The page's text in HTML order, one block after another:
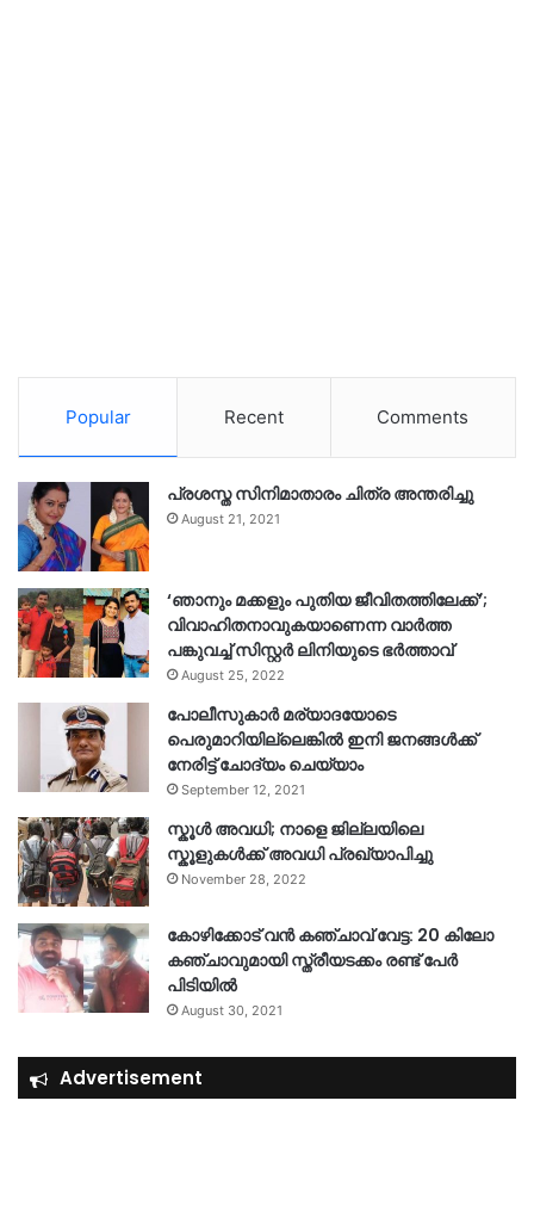
Popular Recent Comments
പ്രശസ്ത സിനിമാതാരം ചിത്ര അന്തരിച്ചു
August 21, 2021
‘ഞാനും മക്കളും പുതിയ ജീവിതത്തിലേക്ക്’;
വിവാഹിതനാവുകയാണെന്ന വാർത്ത
പങ്കുവച്ച് സിസ്റ്റർ ലിനിയുടെ ഭർത്താവ്
August 25, 2022
പോലീസുകാര്‍ മര്യാദയോടെ
പെരുമാറിയില്ലെങ്കില്‍ ഇനി ജനങ്ങള്‍ക്ക്
നേരിട്ട് ചോദ്യം ചെയ്യാം
September 12, 2021
സ്കൂൾ അവധി; നാളെ ജില്ലയിലെ
സ്കൂളുകൾക്ക് അവധി പ്രഖ്യാപിച്ചു
November 28, 2022
കോഴിക്കോട് വൻ കഞ്ചാവ് വേട്ട: 20 കിലോ
കഞ്ചാവുമായി സ്ത്രീയടക്കം രണ്ട് പേർ
പിടിയിൽ
August 30, 2021
Advertisement